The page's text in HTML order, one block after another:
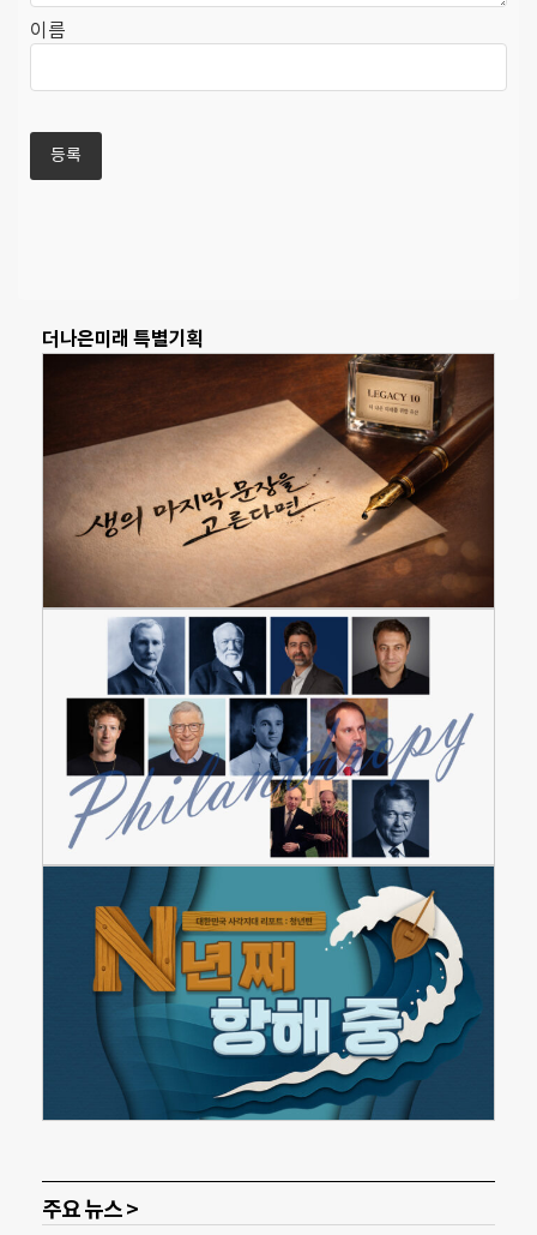
이름
더나은미래 특별기획
주요 뉴스 >